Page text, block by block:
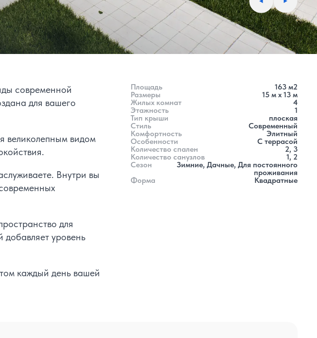
современной
для вашего
великолепным видом
Внутри вы
для
уровень
каждый день вашей
Площадь 163 м2
Размеры
15 м x 13 м
Жилых комнат
4
Этажность
1
Тип крыши
плоская
Стиль
Современный
Комфортность
Элитный
Особенности
С террасой
Количество спален
2, 3
Количество санузлов
1, 2
Сезон
Зимние, Дачные, Для постоянного
проживания
Форма
Квадратные